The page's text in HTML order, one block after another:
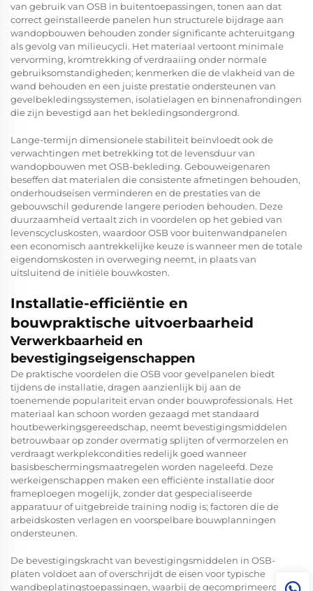
van gebruik van OSB in buitentoepassingen, tonen aan dat
correct geïnstalleerde panelen hun structurele bijdrage aan
wandopbouwen behouden zonder significante achteruitgang
als gevolg van milieucycli. Het materiaal vertoont minimale
vervorming, kromtrekking of verdraaiing onder normale
gebruiksomstandigheden; kenmerken die de vlakheid van de
wand behouden en een juiste prestatie ondersteunen van
gevelbekledingssystemen, isolatielagen en binnenafrondingen
die zijn bevestigd aan het bekledingsondergrond.
Lange-termijn dimensionele stabiliteit beïnvloedt ook de
verwachtingen met betrekking tot de levensduur van
wandopbouwen met OSB-bekleding. Gebouweigenaren
beseffen dat materialen die consistente afmetingen behouden,
onderhoudseisen verminderen en de prestaties van de
gebouwschil gedurende langere perioden behouden. Deze
duurzaamheid vertaalt zich in voordelen op het gebied van
levenscycluskosten, waardoor OSB voor buitenwandpanelen
een economisch aantrekkelijke keuze is wanneer men de totale
eigendomskosten in overweging neemt, in plaats van
uitsluitend de initiële bouwkosten.
Installatie-efficiëntie en
bouwpraktische uitvoerbaarheid
Verwerkbaarheid en
bevestigingseigenschappen
De praktische voordelen die OSB voor gevelpanelen biedt
tijdens de installatie, dragen aanzienlijk bij aan de
toenemende populariteit ervan onder bouwprofessionals. Het
materiaal kan schoon worden gezaagd met standaard
houtbewerkingsgereedschap, neemt bevestigingsmiddelen
betrouwbaar op zonder overmatig splijten of vermorzelen en
verdraagt werkplekcondities redelijk goed wanneer
basisbeschermingsmaatregelen worden nageleefd. Deze
werkeigenschappen maken een efficiënte installatie door
frameploegen mogelijk, zonder dat gespecialiseerde
apparatuur of uitgebreide training nodig is; factoren die de
arbeidskosten verlagen en voorspelbare bouwplanningen
ondersteunen.
De bevestigingskracht van bevestigingsmiddelen in OSB-
platen voldoet aan of overschrijdt de eisen voor typische
wandbeplatingstoepassingen, waarbij de gecomprimeerde